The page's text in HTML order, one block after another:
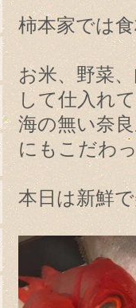
柿本家では
お米、野菜
して仕入れ
海の無い奈
にもこだわ
本日は新鮮